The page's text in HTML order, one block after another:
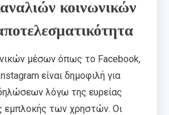
κοινωνικών
μέσων όπως το Facebook,
είναι δημοφιλή για
λόγω της ευρείας
εμπλοκής των χρηστών. Οι